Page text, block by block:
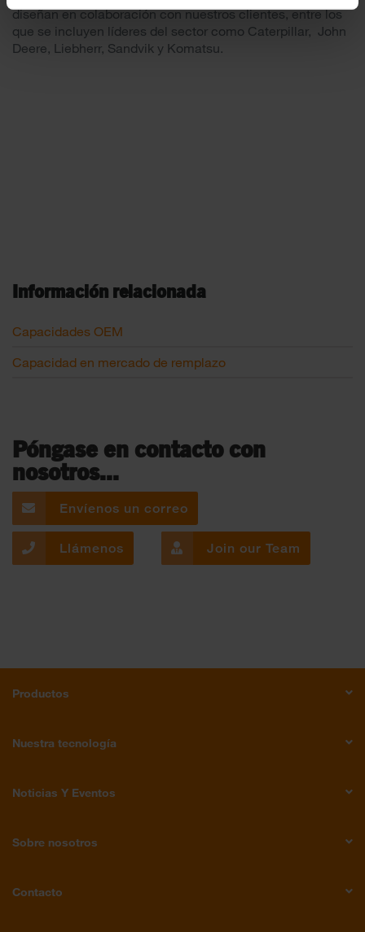
diseñan en colaboración con nuestros clientes, entre los
que se incluyen líderes del sector como Caterpillar, John
Deere, Liebherr, Sandvik y Komatsu.
Información relacionada
Capacidades OEM
Capacidad en mercado de remplazo
Póngase en contacto con
nosotros...
Envíenos un correo
Llámenos Join our Team
Productos
Nuestra tecnología
Noticias Y Eventos
Sobre nosotros
Contacto